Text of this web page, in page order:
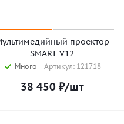
проектор
SMART V12
Много Артикул: 121718
38 450 ₽/шт